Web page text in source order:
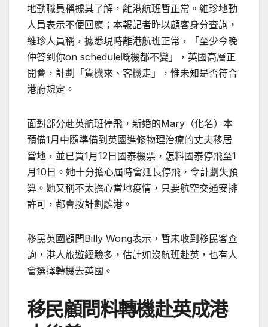
地勤職員稱據其了解，離港航班暫正常。維珍地勤
人員表示不便回應；本報記者昨以顧客身分查詢，
維珍人員稱，據悉現時離港航班正常，「至少今晚
仲答到你on schedule嘅機都不變」，英國高層正
開會，計劃「貨機來、客機走」，惟未知是否符合
港府規定。
面對部分赴英航班停飛，新婚的Mary（化名）本
預備1月中隨準備到英國進修物理治療的丈夫移居
當地，並已買1月12日國泰機票，怎料國泰停飛至1
月10日。她十分擔心屆時會延長停飛，令計劃失預
算。她又稱不太擔心當地疫情，只要航空交通安排
許可，都會按計劃離港。
移民英國顧問Billy Wong表示，暫未收到移民客查
詢，港人旅遊經驗多，估計如沒航班赴英，也有人
會選擇轉機去英國。
移民顧問料轉機赴英成港